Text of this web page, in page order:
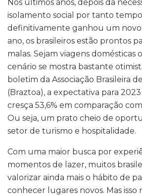
Nos últimos anos, depois da
isolamento social por tanto
definitivamente ganhou um novo
ano, os brasileiros estão prontos
malas. Sejam viagens domésticas
cenário se mostra bastante
boletim da Associação Brasileira
(Braztoa), a expectativa para
cresça 53,6% em comparação
Ou seja, um prato cheio de
setor de turismo e hospitalidade.
Com uma maior busca por
momentos de lazer, muitos
valorizar ainda mais o hábito de
conhecer lugares novos. Mas isso